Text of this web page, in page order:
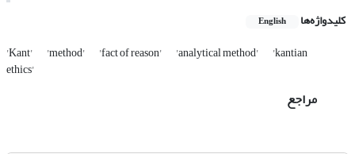
کلیدواژه‌ها English
'Kant' 'method' 'fact of reason' 'analytical method' 'kantian
ethics'
مراجع